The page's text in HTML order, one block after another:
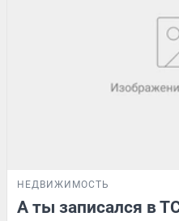
НЕДВИЖИМОСТЬ
А ты записался в